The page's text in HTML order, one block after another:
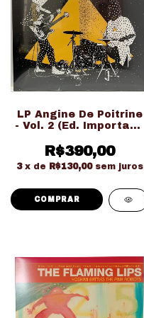
LP Angine De Poitrine
- Vol. 2 (Ed. Importado
R$390,00
3 x de R$130,00 sem juros